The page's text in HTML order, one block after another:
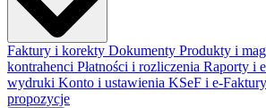
Faktury i korekty Dokumenty Produkty i
kontrahenci Płatności i rozliczenia Raporty i
wydruki Konto i ustawienia KSeF i e-Faktury
propozycje